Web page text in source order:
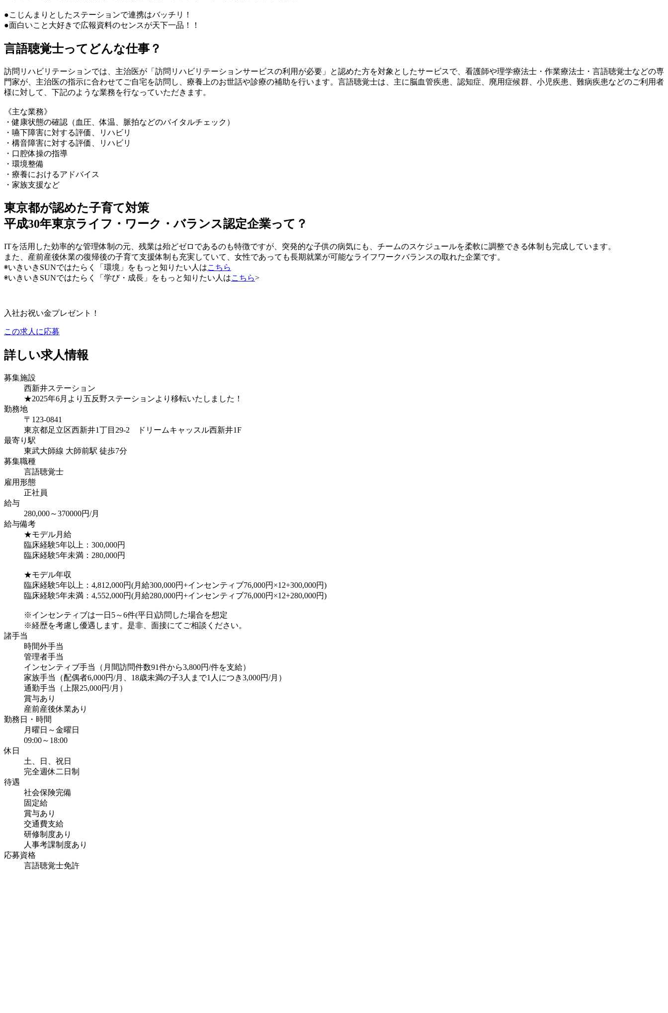
●こじんまりとしたステーションで連携はバッチリ！
●面白いこと大好きで広報資料のセンスが天下一品！！
言語聴覚士ってどんな仕事？
訪問リハビリテーションでは、主治医が「訪問リハビリテーションサービスの利用が必要」と認めた方を対象としたサービスで、看護師や理学療法士・作業療法士・言語聴覚士などの専
門家が、主治医の指示に合わせてご自宅を訪問し、療養上のお世話や診療の補助を行います。言語聴覚士は、主に脳血管疾患、認知症、廃用症候群、小児疾患、難病疾患などのご利用者
様に対して、下記のような業務を行なっていただきます。
《主な業務》
・健康状態の確認（血圧、体温、脈拍などのバイタルチェック）
・嚥下障害に対する評価、リハビリ
・構音障害に対する評価、リハビリ
・口腔体操の指導
・環境整備
・療養におけるアドバイス
・家族支援など
東京都が認めた子育て対策
平成30年東京ライフ・ワーク・バランス認定企業って？
ITを活用した効率的な管理体制の元、残業は殆どゼロであるのも特徴ですが、突発的な子供の病気にも、チームのスケジュールを柔軟に調整できる体制も完成しています。
また、産前産後休業の復帰後の子育て支援体制も充実していて、女性であっても長期就業が可能なライフワークバランスの取れた企業です。
◉いきいきSUNではたらく「環境」をもっと知りたい人はこちら
◉いきいきSUNではたらく「学び・成長」をもっと知りたい人はこちら>
入社お祝い金プレゼント！
この求人に応募
詳しい求人情報
募集施設
西新井ステーション
★2025年6月より五反野ステーションより移転いたしました！
勤務地
〒123-0841
東京都足立区西新井1丁目29-2 ドリームキャッスル西新井1F
最寄り駅
東武大師線 大師前駅 徒歩7分
募集職種
言語聴覚士
雇用形態
正社員
給与
280,000～370000円/月
給与備考
★モデル月給
臨床経験5年以上：300,000円
臨床経験5年未満：280,000円
★モデル年収
臨床経験5年以上：4,812,000円(月給300,000円+インセンティブ76,000円×12+300,000円)
臨床経験5年未満：4,552,000円(月給280,000円+インセンティブ76,000円×12+280,000円)
※インセンティブは一日5～6件(平日)訪問した場合を想定
※経歴を考慮し優遇します。是非、面接にてご相談ください。
諸手当
時間外手当
管理者手当
インセンティブ手当（月間訪問件数91件から3,800円/件を支給）
家族手当（配偶者6,000円/月、18歳未満の子3人まで1人につき3,000円/月）
通勤手当（上限25,000円/月）
賞与あり
産前産後休業あり
勤務日・時間
月曜日～金曜日
09:00～18:00
休日
土、日、祝日
完全週休二日制
待遇
社会保険完備
固定給
賞与あり
交通費支給
研修制度あり
人事考課制度あり
応募資格
言語聴覚士免許